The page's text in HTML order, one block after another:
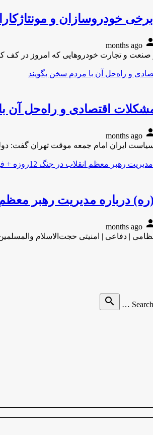
خودروسازان و
مشکلات اقتصادی و راه‌حل آن
مدیریت رهبر معظم انقلاب در
search